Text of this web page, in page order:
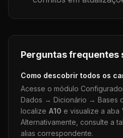
Perguntas frequentes
Como descobrir todos os
Acesse o módulo
Dados → Dicionário → Bases
localize A10 e visualize a aba
Alternativamente, consulte a
alias correspondente.